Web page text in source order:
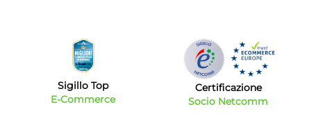
Sigillo Top
E-Commerce
Certificazione
Socio Netcomm